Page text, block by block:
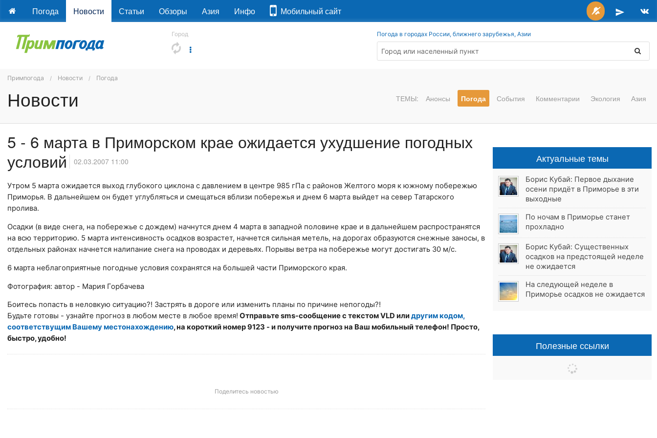
Погода Новости Статьи Обзоры Азия Инфо Мобильный сайт
Город Погода в городах России, ближнего зарубежья, Азии
Примпогода Новости Погода
Новости ТЕМЫ: Анонсы Погода События Комментарии Экология Азия
5 - 6 марта в Приморском крае ожидается ухудшение погодных
условий
02.03.2007 11:00
Утром 5 марта ожидается выход глубокого циклона с давлением в центре 985 гПа с районов Желтого моря к южному побережью
Приморья. В дальнейшем он будет углубляться и смещаться вблизи побережья и днем 6 марта выйдет на север Татарского
пролива.
Осадки (в виде снега, на побережье с дождем) начнутся днем 4 марта в западной половине крае и в дальнейшем распространятся
на всю территорию. 5 марта интенсивность осадков возрастет, начнется сильная метель, на дорогах образуются снежные заносы, в
отдельных районах начнется налипание снега на проводах и деревьях. Порывы ветра на побережье могут достигать 30 м/с.
6 марта неблагоприятные погодные условия сохранятся на большей части Приморского края.
Фотография: автор - Мария Горбачева
Боитесь попасть в неловкую ситуацию?! Застрять в дороге или изменить планы по причине непогоды?!
Будьте готовы - узнайте прогноз в любом месте в любое время! Отправьте sms-сообщение с текстомVLD илидругим кодом,
соответствущим Вашему местонахождению, на короткий номер9123 - и получите прогноз на Ваш мобильный телефон! Просто,
быстро, удобно!
Поделитесь новостью
Актуальные темы
Борис Кубай: Первое дыхание
осени придёт в Приморье в эти
выходные
По ночам в Приморье станет
прохладно
Борис Кубай: Существенных
осадков на предстоящей неделе
не ожидается
На следующей неделе в
Приморье осадков не ожидается
Полезные ссылки